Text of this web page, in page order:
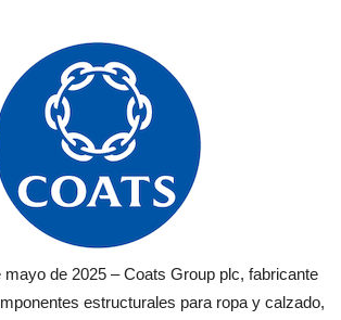
de 2025 – Coats Group plc, fabricante
estructurales para ropa y calzado,